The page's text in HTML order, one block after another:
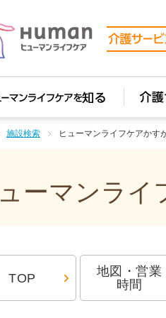
施設検索 ヒューマンライフケアかす
ーマンライ
TOP
地図・営業
時間